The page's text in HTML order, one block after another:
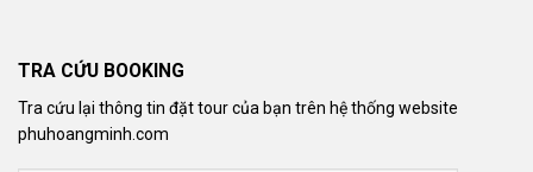
TRA CỨU BOOKING
Tra cứu lại thông tin đặt tour của bạn trên hệ thống website
phuhoangminh.com